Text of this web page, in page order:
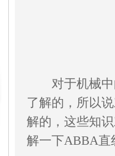
对于机械中
了解的，所以
解的，这些知
解一下ABBA直